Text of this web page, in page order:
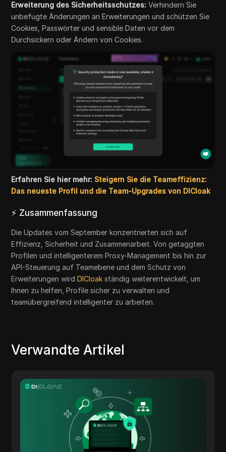
Erweiterung des Sicherheitsschutzes: Verhindern Sie
unbefugte Änderungen an Erweiterungen und schützen Sie
Cookies, Passwörter und sensible Daten vor dem
Durchsickern oder Ändern von Cookies.
Erfahren Sie hier mehr: Steigern Sie die Teameffizienz:
Das neueste Profil und die Team-Upgrades von DICloak
⚡ Zusammenfassung
Die Updates vom September konzentrierten sich auf
Effizienz, Sicherheit und Zusammenarbeit. Von getaggten
Profilen und intelligenterem Proxy-Management bis hin zur
API-Steuerung auf Teamebene und dem Schutz von
Erweiterungen wirdDICloak ständig weiterentwickelt, um
Ihnen zu helfen, Profile sicher zu verwalten und
teamübergreifend intelligenter zu arbeiten.
Verwandte Artikel